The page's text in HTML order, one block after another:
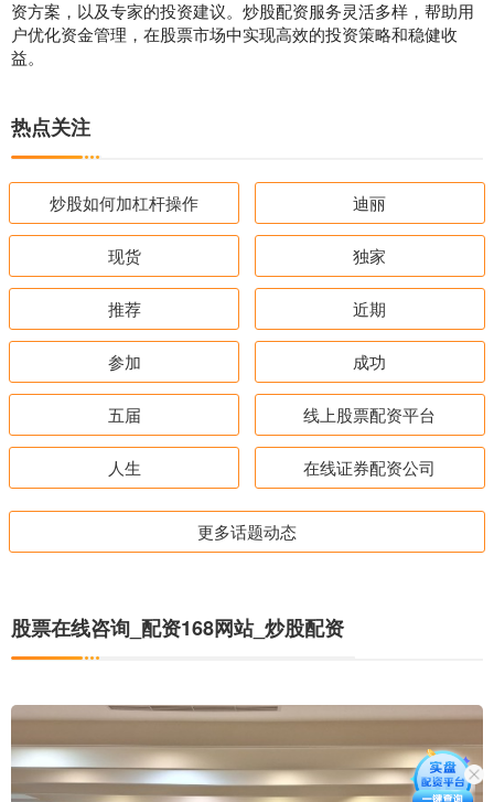
资方案，以及专家的投资建议。炒股配资服务灵活多样，帮助用
户优化资金管理，在股票市场中实现高效的投资策略和稳健收
益。
热点关注
炒股如何加杠杆操作 迪丽
现货 独家
推荐 近期
参加 成功
五届 线上股票配资平台
人生 在线证券配资公司
更多话题动态
股票在线咨询_配资168网站_炒股配资